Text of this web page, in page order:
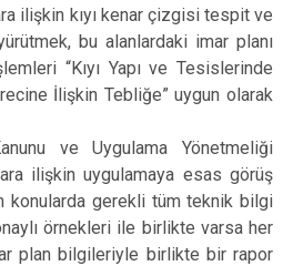
ilişkin kıyı kenar çizgisi tespit ve
bu alanlardaki imar planı
“Kıyı Yapı ve Tesislerinde
İlişkin Tebliğe” uygun olarak
ve Uygulama Yönetmeliği
ilişkin uygulamaya esas görüş
konularda gerekli tüm teknik bilgi
örnekleri ile birlikte varsa her
plan bilgileriyle birlikte bir rapor